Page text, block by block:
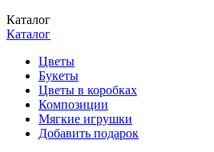
Каталог
Каталог
Цветы
Букеты
Цветы в коробках
Композиции
Мягкие игрушки
Добавить подарок